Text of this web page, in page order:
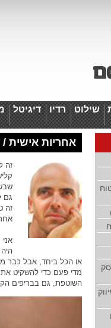
שילוט רדיו דיגיטל
אחריות אישית /
זה
גם
זה
היה
או הכל ביחד, אבל כבר
מדי פעם כדי להשקיט
השוטפת, גם בבריפים